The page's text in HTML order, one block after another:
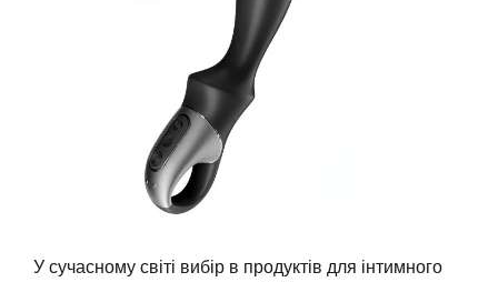
У сучасному світі вибір в продуктів для інтимного